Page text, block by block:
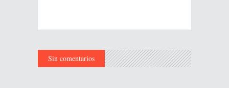
Sin comentarios